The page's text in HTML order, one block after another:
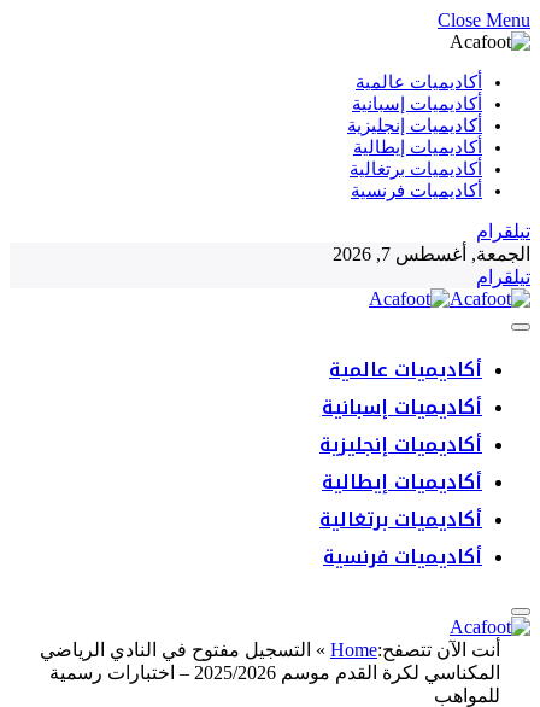
Close Menu
أكاديميات عالمية
أكاديميات إسبانية
أكاديميات إنجليزية
أكاديميات إيطالية
أكاديميات برتغالية
أكاديميات فرنسية
تيلقرام
الجمعة, أغسطس 7, 2026
تيلقرام
أكاديميات عالمية
أكاديميات إسبانية
أكاديميات إنجليزية
أكاديميات إيطالية
أكاديميات برتغالية
أكاديميات فرنسية
أنت الآن تتصفح:Home
»التسجيل مفتوح في النادي الرياضي
المكناسي لكرة القدم موسم 2025/2026 – اختبارات رسمية
للمواهب